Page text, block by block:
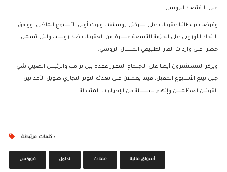
على الاقتصاد الروسي.
وفرضت بريطانيا عقوبات على شركتي روسنفت ولوك أويل الأسبوع الماضي، ووافق
الاتحاد الأوروبي على الحزمة التاسعة عشرة من العقوبات ضد روسيا، والتي تشمل
حظرا على واردات الغاز الطبيعي المسال الروسي.
ويركز المستثمرون أيضا على الاجتماع المقرر عقده بين ترامب والرئيس الصيني شي
جين بينغ الأسبوع المقبل، فيما يعملان على تهدئة التوتر التجاري طويل الأمد بين
القوتين العظميين وإنهاء سلسلة من الإجراءات المتبادلة.
كلمات مرتبطة :
فوركس تداول عملات أسواق مالية